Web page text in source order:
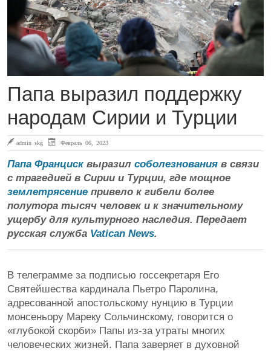
Папа выразил поддержку
народам Сирии и Турции
admin skg Февраль 06, 2023
Папа Франциск выразил соболезнования в связи
с трагедией в Сирии и Турции, где мощное
землетрясение привело к гибели более
полутора тысяч человек и к значительному
ущербу для культурного наследия. Передает
русская служба Vatican News.
В телеграмме за подписью госсекретаря Его
Святейшества кардинала Пьетро Паролина,
адресованной апостольскому нунцию в Турции
монсеньору Мареку Сольчинскому, говорится о
«глубокой скорби» Папы из-за утраты многих
человеческих жизней. Папа заверяет в духовной